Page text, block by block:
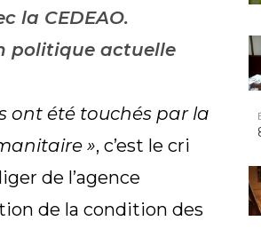
la CEDEAO.
politique actuelle
ont été touchés par la
», c’est le cri
de l’agence
de la condition des